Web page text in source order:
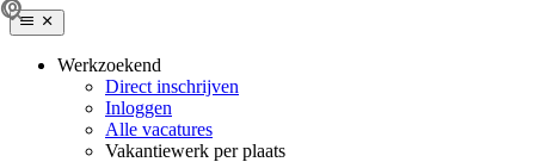
Werkzoekend
Direct inschrijven
Inloggen
Alle vacatures
Vakantiewerk per plaats